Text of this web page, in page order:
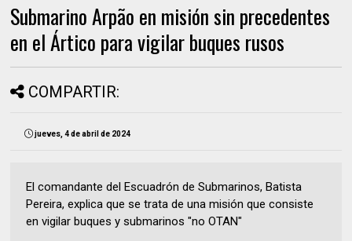
Submarino Arpão en misión sin precedentes
en el Ártico para vigilar buques rusos
COMPARTIR:
jueves, 4 de abril de 2024
El comandante del Escuadrón de Submarinos, Batista
Pereira, explica que se trata de una misión que consiste
en vigilar buques y submarinos "no OTAN"